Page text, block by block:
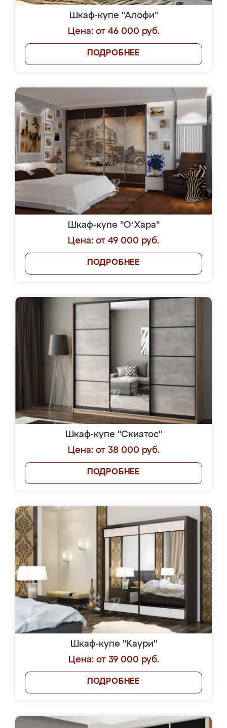
Шкаф-купе "Алофи"
Цена: от 46 000 руб.
ПОДРОБНЕЕ
Шкаф-купе "OʻХара"
Цена: от 49 000 руб.
ПОДРОБНЕЕ
Шкаф-купе "Скиатос"
Цена: от 38 000 руб.
ПОДРОБНЕЕ
Шкаф-купе "Kaури"
Цена: от 39 000 руб.
ПОДРОБНЕЕ